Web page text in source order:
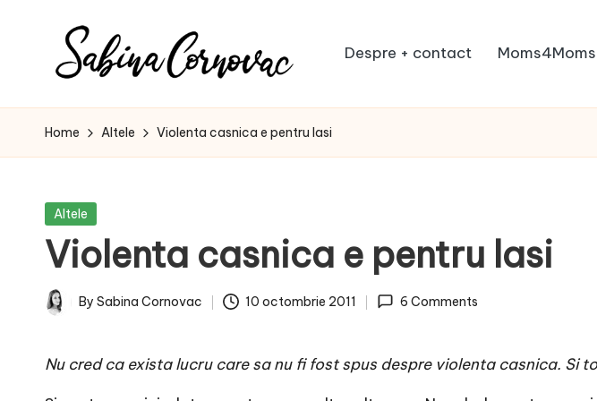
S
a
i
n
a
o
creator
de
de
16
ani
Despre + contact Moms4Moms
Home Altele Violenta casnica e pentru lasi
Posted
Altele
Violenta casnica e pentru lasi
Posted
By Sabina Cornovac 10 octombrie 2011 6 Comments
Nu cred ca exista lucru care sa nu fi fost spus despre violenta casnica. Si